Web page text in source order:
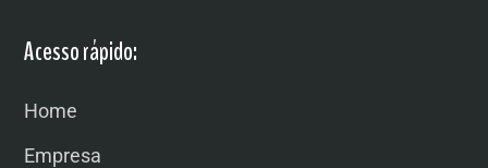
Acesso rápido:
Home
Empresa